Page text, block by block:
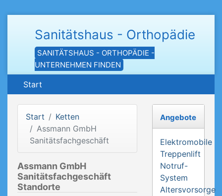
Sanitätshaus - Orthopädie
SANITÄTSHAUS - ORTHOPÄDIE -
UNTERNEHMEN FINDEN
Start
Start
Ketten
Assmann GmbH
Sanitätsfachgeschäft
Assmann GmbH
Sanitätsfachgeschäft
Standorte
Angebote
Elektromobile
Treppenlift
Notruf-
System
Altersvorsorge